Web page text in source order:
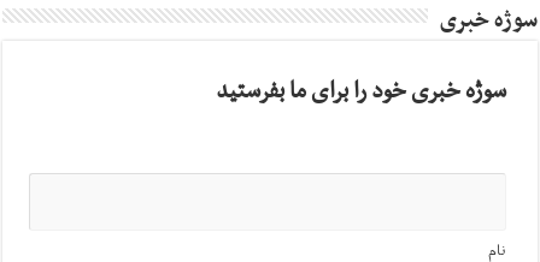
سوژه خبری
سوژه خبری خود را برای ما بفرستید
نام